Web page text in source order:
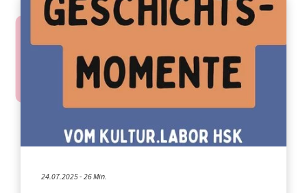
24.07.2025 - 26 Min.